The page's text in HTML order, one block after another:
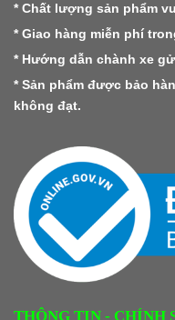
* Chất lượng sản phẩm
* Giao hàng miễn phí
* Hướng dẫn chành xe
* Sản phẩm được bảo
không đạt.
THÔNG TIN - CHÍNH